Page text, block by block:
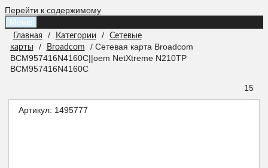
Перейти к содержимому
Меню
Главная / Категории /
Сетевые
карты
/ Broadcom
/ Сетевая карта Broadcom
BCM957416N4160C||oem NetXtreme N210TP
BCM957416N4160C
15
Артикул: 1495777